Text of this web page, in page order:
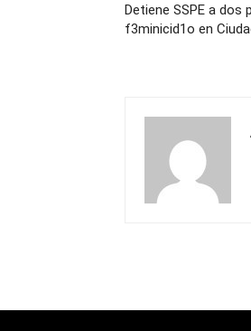
Detiene SSPE a dos
f3minicid1o en